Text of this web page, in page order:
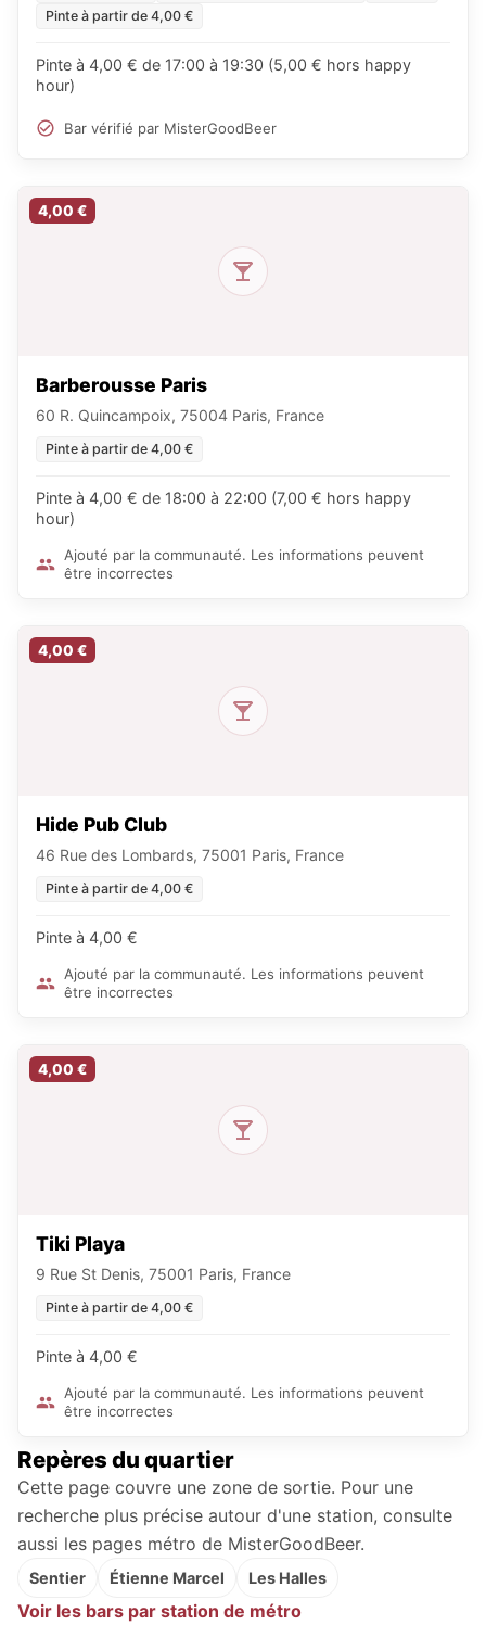
Pinte à partir de 4,00 €
Pinte à 4,00 € de 17:00 à 19:30 (5,00 € hors happy
hour)
Bar vérifié par MisterGoodBeer
4,00 €
Barberousse Paris
60 R. Quincampoix, 75004 Paris, France
Pinte à partir de 4,00 €
Pinte à 4,00 € de 18:00 à 22:00 (7,00 € hors happy
hour)
Ajouté par la communauté. Les informations peuvent
être incorrectes
4,00 €
Hide Pub Club
46 Rue des Lombards, 75001 Paris, France
Pinte à partir de 4,00 €
Pinte à 4,00 €
Ajouté par la communauté. Les informations peuvent
être incorrectes
4,00 €
Tiki Playa
9 Rue St Denis, 75001 Paris, France
Pinte à partir de 4,00 €
Pinte à 4,00 €
Ajouté par la communauté. Les informations peuvent
être incorrectes
Repères du quartier
Cette page couvre une zone de sortie. Pour une
recherche plus précise autour d'une station, consulte
aussi les pages métro de MisterGoodBeer.
Sentier Étienne Marcel Les Halles
Voir les bars par station de métro